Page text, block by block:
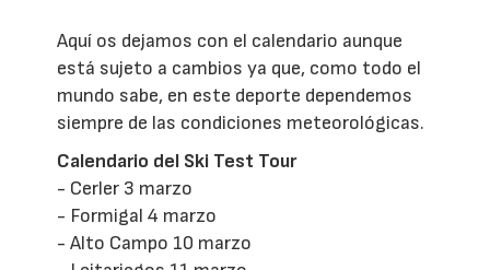
Aquí os dejamos con el calendario aunque
está sujeto a cambios ya que, como todo el
mundo sabe, en este deporte dependemos
siempre de las condiciones meteorológicas.
Calendario del Ski Test Tour
- Cerler 3 marzo
- Formigal 4 marzo
- Alto Campo 10 marzo